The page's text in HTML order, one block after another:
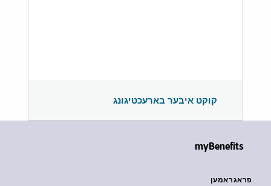
קוקט איבער בארעכטיגונג
myBenefits
פראגראמען